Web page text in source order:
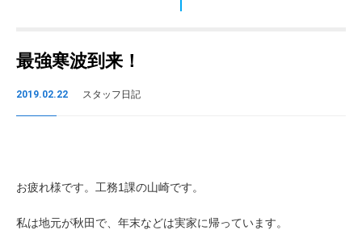
最強寒波到来！
2019.02.22 スタッフ日記
お疲れ様です。工務1課の山崎です。
私は地元が秋田で、年末などは実家に帰っています。